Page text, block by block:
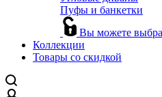
Пуфы и банкетки
Вы можете
Коллекции
Товары со скидкой